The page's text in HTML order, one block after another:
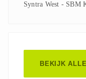
Syntra West - SBM
BEKIJK